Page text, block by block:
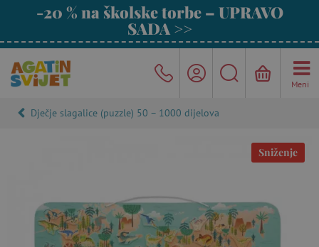
-20 % na školske torbe – UPRAVO
SADA >>
Meni
Dječje slagalice (puzzle) 50 – 1000 dijelova
Sniženje